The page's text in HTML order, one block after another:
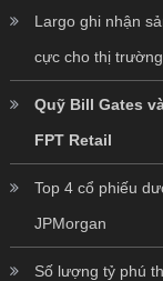
Largo ghi nhận
cực cho thị
Quỹ Bill Gates
FPT Retail
Top 4 cổ phiếu
JPMorgan
Số lượng tỷ phú